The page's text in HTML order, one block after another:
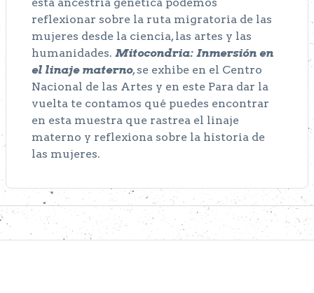
reflexionar sobre la ruta migratoria de las
mujeres desde la ciencia, las artes y las
humanidades. Mitocondria: Inmersión en
el linaje materno, se exhibe en el Centro
Nacional de las Artes y en este Para dar la
vuelta te contamos qué puedes encontrar
en esta muestra que rastrea el linaje
materno y reflexiona sobre la historia de
las mujeres.